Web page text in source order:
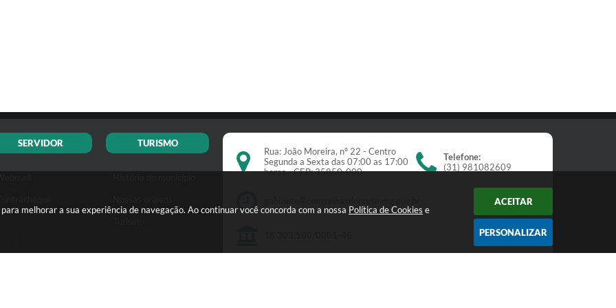
melhorar a sua experiência de navegação. Ao continuar você concorda com a nossa Política de Cookies e
ACEITAR
PERSONALIZAR
SERVIDOR TURISMO
Rua: João Moreira, nº 22 - Centro
Segunda a Sexta das 07:00 as 17:00
horas - CEP: 35850-000
Telefone:
(31) 981082609